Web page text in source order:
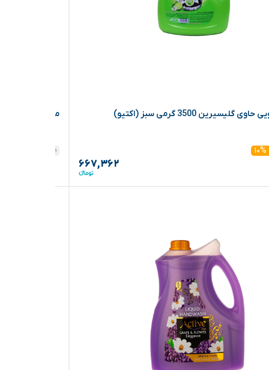
3500 گرمی سبز (اکتیو)
۱۰%
۶۶۷,۳۶۲
مایع ظرفشویی حاوی
۷۳۳,۳۶۵